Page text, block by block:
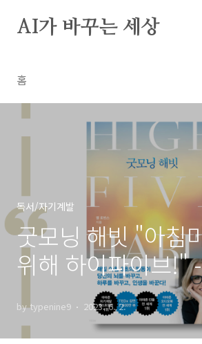
AI가 바꾸는 세상
홈
독서/자기계발
굿모닝 해빗 "아침
위해 하이파이브!"
by typenine9 2023. 6. 2.